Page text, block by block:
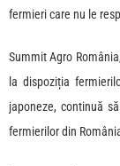
fermieri care nu le
Summit Agro
la dispoziția
japoneze, continuă
fermierilor din